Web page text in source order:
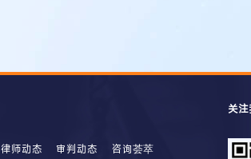
律师动态 审判动态
咨询荟萃
关